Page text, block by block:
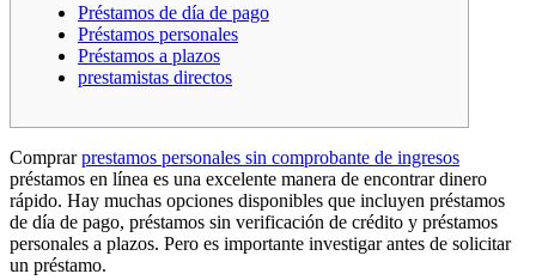
Préstamos de día de pago
Préstamos personales
Préstamos a plazos
prestamistas directos
Comprarprestamos personales sin comprobante de ingresos
préstamos en línea es una excelente manera de encontrar dinero
rápido. Hay muchas opciones disponibles que incluyen préstamos
de día de pago, préstamos sin verificación de crédito y préstamos
personales a plazos. Pero es importante investigar antes de solicitar
un préstamo.